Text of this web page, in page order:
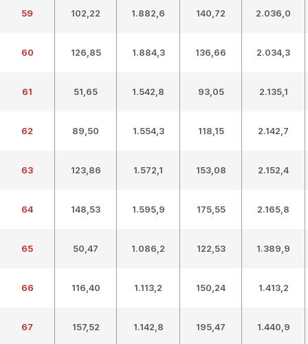
59 102,22 1.882,6 140,72 2.036,0
60 126,85 1.884,3 136,66 2.034,3
61 51,65 1.542,8 93,05 2.135,1
62 89,50 1.554,3 118,15 2.142,7
63 123,86 1.572,1 153,08 2.152,4
64 148,53 1.595,9 175,55 2.165,8
65 50,47 1.086,2 122,53 1.389,9
66 116,40 1.113,2 150,24 1.413,2
67 157,52 1.142,8 195,47 1.440,9